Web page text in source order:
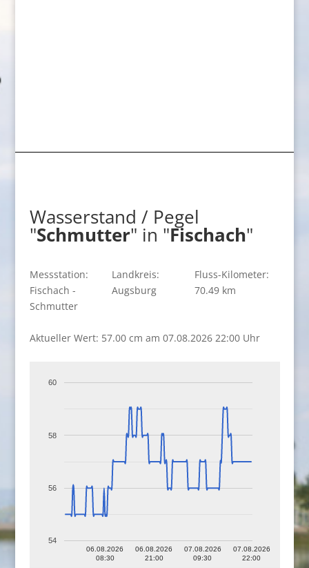
Wasserstand / Pegel
"Schmutter" in "Fischach"
Messstation:
Fischach -
Schmutter
Landkreis:
Augsburg
Fluss-Kilometer:
70.49 km
Aktueller Wert: 57.00 cm am 07.08.2026 22:00 Uhr
06.08.2026
08:30
06.08.2026
21:00
07.08.2026
09:30
07.08.2026
22:00
54
56
58
60